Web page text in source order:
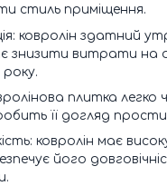
стиль приміщення.
ковролін здатний
знизити витрати на
плитка легко
її догляд
ковролін має
його